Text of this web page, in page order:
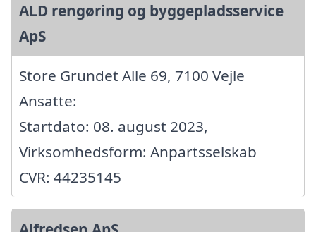
ALD rengøring og byggepladsservice
ApS
Store Grundet Alle 69, 7100 Vejle
Ansatte:
Startdato: 08. august 2023,
Virksomhedsform: Anpartsselskab
CVR: 44235145